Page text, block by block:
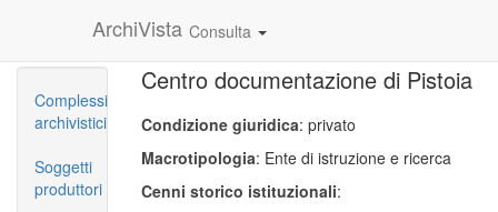
ArchiVista Consulta
Complessi
archivistici
Soggetti
produttori
Centro documentazione di Pistoia
Condizione giuridica: privato
Macrotipologia: Ente di istruzione e ricerca
Cenni storico istituzionali: